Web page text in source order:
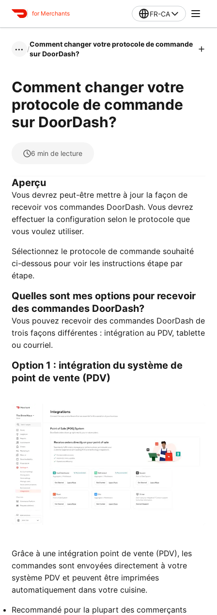
for Merchants FR-CA
••• /
Comment changer votre protocole de commande
sur DoorDash?
Comment changer votre
protocole de commande
sur DoorDash?
6 min de lecture
Aperçu
Vous devrez peut-être mettre à jour la façon de
recevoir vos commandes DoorDash. Vous devrez
effectuer la configuration selon le protocole que
vous voulez utiliser.
Sélectionnez le protocole de commande souhaité
ci-dessous pour voir les instructions étape par
étape.
Quelles sont mes options pour recevoir
des commandes DoorDash?
Vous pouvez recevoir des commandes DoorDash de
trois façons différentes : intégration au PDV, tablette
ou courriel.
Option 1 : intégration du système de
point de vente (PDV)
Grâce à une intégration point de vente (PDV), les
commandes sont envoyées directement à votre
système PDV et peuvent être imprimées
automatiquement dans votre cuisine.
Recommandé pour la plupart des commerçants